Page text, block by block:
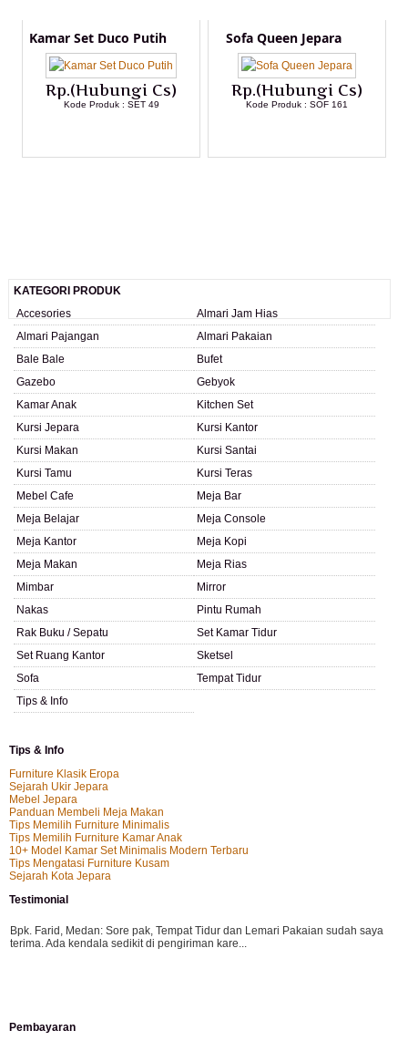
Kamar Set Duco Putih
Rp.(Hubungi Cs)
Kode Produk : SET 49
Sofa Queen Jepara
Rp.(Hubungi Cs)
Kode Produk : SOF 161
KATEGORI PRODUK
Accesories
Almari Jam Hias
Almari Pajangan
Almari Pakaian
Bale Bale
Bufet
Gazebo
Gebyok
Kamar Anak
Kitchen Set
Kursi Jepara
Kursi Kantor
Kursi Makan
Kursi Santai
Kursi Tamu
Kursi Teras
Mebel Cafe
Meja Bar
Meja Belajar
Meja Console
Meja Kantor
Meja Kopi
Meja Makan
Meja Rias
Mimbar
Mirror
Nakas
Pintu Rumah
Rak Buku / Sepatu
Set Kamar Tidur
Set Ruang Kantor
Sketsel
Sofa
Tempat Tidur
Tips & Info
Tips & Info
Furniture Klasik Eropa
Sejarah Ukir Jepara
Mebel Jepara
Panduan Membeli Meja Makan
Tips Memilih Furniture Minimalis
Tips Memilih Furniture Kamar Anak
10+ Model Kamar Set Minimalis Modern Terbaru
Tips Mengatasi Furniture Kusam
Sejarah Kota Jepara
Testimonial
Bpk. Farid, Medan: Sore pak, Tempat Tidur dan Lemari Pakaian sudah saya
terima. Ada kendala sedikit di pengiriman kare...
kursi teras saya sudah saya terima dan p...
Pembayaran